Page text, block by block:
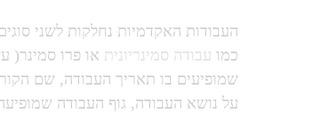
העבודות האקדמיות נחלקות לשני
כמו עבודה סמינריונית או פרו סמינר(
שמופיעים בו תאריך העבודה, שם
על נושא העבודה, גוף העבודה